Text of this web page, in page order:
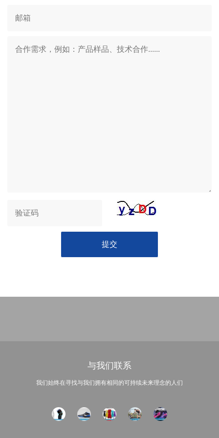
与我们联系
我们始终在寻找与我们拥有相同的可持续未来理念的人们